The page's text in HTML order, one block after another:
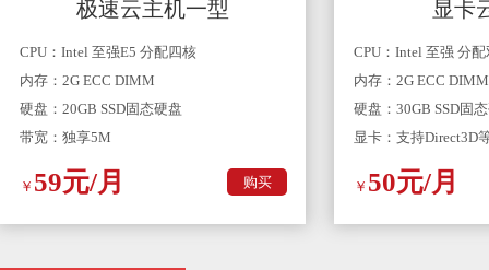
极速云主机一型
CPU：Intel 至强E5 分配四核
内存：2G ECC DIMM
硬盘：20GB SSD固态硬盘
带宽：独享5M
￥ 59元/月 购买
显卡
CPU：Intel 至强 分
内存：2G ECC DIMM
硬盘：30GB SSD固
显卡：支持Direct3D
￥ 50元/月